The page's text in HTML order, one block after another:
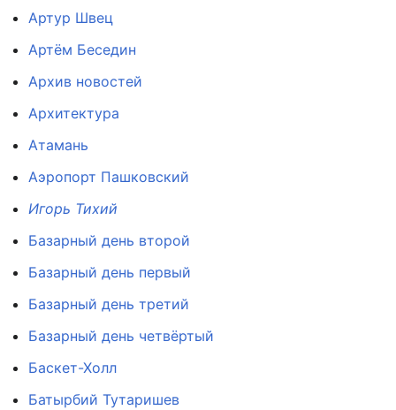
Артур Швец
Артём Беседин
Архив новостей
Архитектура
Атамань
Аэропорт Пашковский
Игорь Тихий
Базарный день второй
Базарный день первый
Базарный день третий
Базарный день четвёртый
Баскет-Холл
Батырбий Тутаришев